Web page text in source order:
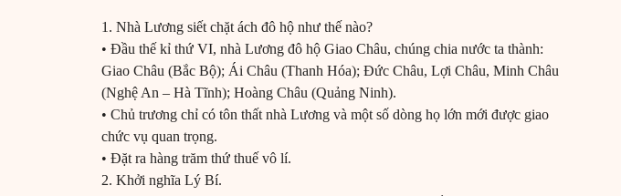
1. Nhà Lương siết chặt ách đô hộ như thế nào?
• Đầu thế kỉ thứ VI, nhà Lương đô hộ Giao Châu, chúng chia nước ta thành:
Giao Châu (Bắc Bộ); Ái Châu (Thanh Hóa); Đức Châu, Lợi Châu, Minh Châu
(Nghệ An – Hà Tĩnh); Hoàng Châu (Quảng Ninh).
• Chủ trương chỉ có tôn thất nhà Lương và một số dòng họ lớn mới được giao
chức vụ quan trọng.
• Đặt ra hàng trăm thứ thuế vô lí.
2. Khởi nghĩa Lý Bí.